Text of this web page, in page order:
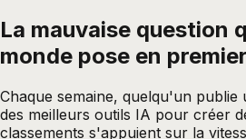
La mauvaise question
monde pose en premier
Chaque semaine, quelqu'un
des meilleurs outils IA pour créer
classements s'appuient sur la